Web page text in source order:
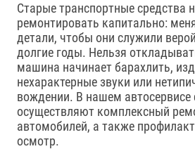
Старые транспортные средства
ремонтировать капитально:
детали, чтобы они служили
долгие годы. Нельзя
машина начинает барахлить,
нехарактерные звуки или
вождении. В нашем автосервисе
осуществляют комплексный
автомобилей, а также
осмотр.